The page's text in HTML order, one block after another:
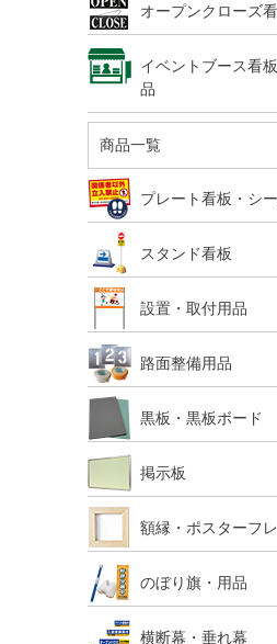
オープンクローズ
イベントブース看
品
商品一覧
プレート看板・シ
スタンド看板
設置・取付用品
路面整備用品
黒板・黒板ボード
掲示板
額縁・ポスターフ
のぼり旗・用品
横断幕・垂れ幕